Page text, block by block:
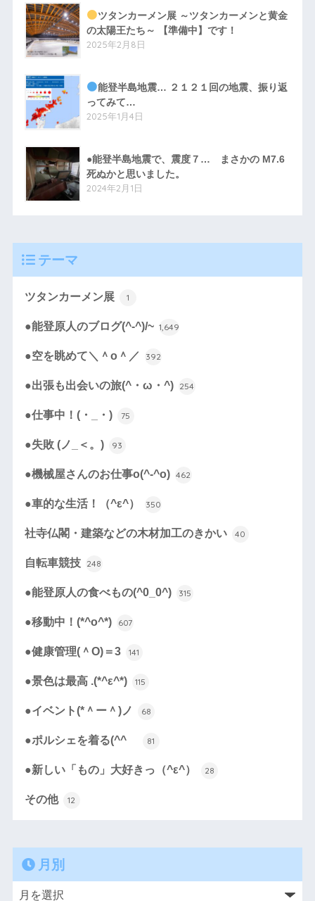
ツタンカーメン展 ～ツタンカーメンと黄金
の太陽王たち～ 【準備中】です！
2025年2月8日
能登半島地震… ２１２１回の地震、振り返
ってみて…
2025年1月4日
●能登半島地震で、震度７… まさかの M7.6
死ぬかと思いました。
2024年2月1日
テーマ
ツタンカーメン展 1
●能登原人のブログ(^-^)/~ 1,649
●空を眺めて＼＾o＾／ 392
●出張も出会いの旅(^・ω・^) 254
●仕事中！(・_・) 75
●失敗 (ノ_＜。) 93
●機械屋さんのお仕事o(^-^o) 462
●車的な生活！（^ε^） 350
社寺仏閣・建築などの木材加工のきかい 40
自転車競技 248
●能登原人の食べもの(^0_0^) 315
●移動中！(*^o^*) 607
●健康管理(＾O)＝3 141
●景色は最高 .(*^ε^*) 115
●イベント(*＾ー＾)ノ 68
●ポルシェを着る(^^ゞ 81
●新しい「もの」大好きっ（^ε^） 28
その他 12
月別